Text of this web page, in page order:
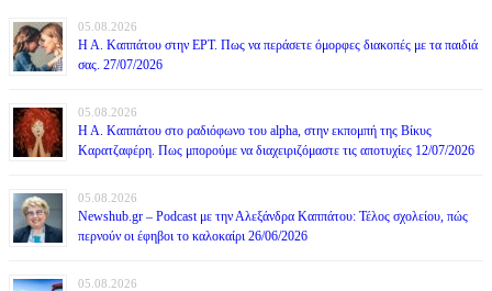
05.08.2026
Η Α. Καππάτου στην ΕΡΤ. Πως να περάσετε όμορφες διακοπές με τα παιδιά
σας. 27/07/2026
05.08.2026
Η Α. Καππάτου στο ραδιόφωνο του alpha, στην εκπομπή της Βίκυς
Καρατζαφέρη. Πως μπορούμε να διαχειριζόμαστε τις αποτυχίες 12/07/2026
05.08.2026
Newshub.gr – Podcast με την Αλεξάνδρα Καππάτου: Τέλος σχολείου, πώς
περνούν οι έφηβοι το καλοκαίρι 26/06/2026
05.08.2026